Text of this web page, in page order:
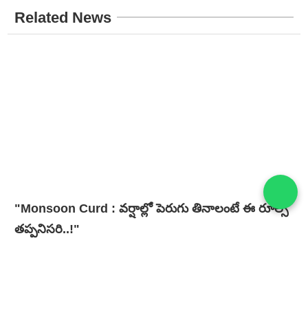
Related News
"Monsoon Curd : వర్షాల్లో పెరుగు తినాలంటే ఈ రూల్స్
తప్పనిసరి..!"